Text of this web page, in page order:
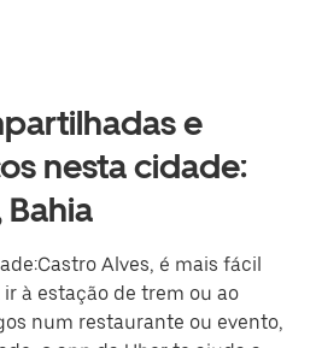
e
nesta cidade:
Alves, é mais fácil
ir à estação de trem ou ao
num restaurante ou evento,